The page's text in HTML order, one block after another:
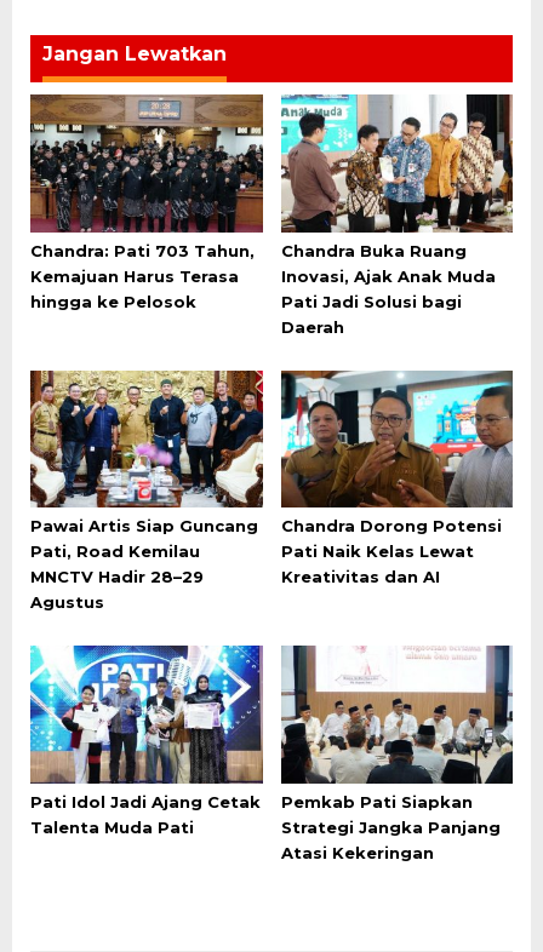
Jangan Lewatkan
Chandra: Pati 703 Tahun,
Kemajuan Harus Terasa
hingga ke Pelosok
Chandra Buka Ruang
Inovasi, Ajak Anak Muda
Pati Jadi Solusi bagi
Daerah
Pawai Artis Siap Guncang
Pati, Road Kemilau
MNCTV Hadir 28–29
Agustus
Chandra Dorong Potensi
Pati Naik Kelas Lewat
Kreativitas dan AI
Pati Idol Jadi Ajang Cetak
Talenta Muda Pati
Pemkab Pati Siapkan
Strategi Jangka Panjang
Atasi Kekeringan